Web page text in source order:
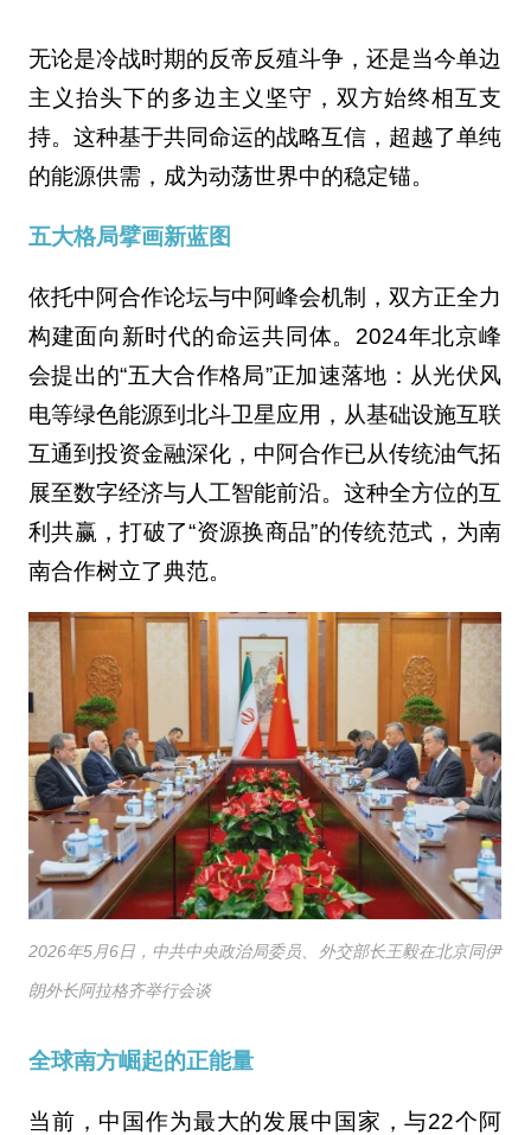
无论是冷战时期的反帝反殖斗争，还是当今单边
主义抬头下的多边主义坚守，双方始终相互支
持。这种基于共同命运的战略互信，超越了单纯
的能源供需，成为动荡世界中的稳定锚。
五大格局擘画新蓝图
依托中阿合作论坛与中阿峰会机制，双方正全力
构建面向新时代的命运共同体。2024年北京峰
会提出的“五大合作格局”正加速落地：从光伏风
电等绿色能源到北斗卫星应用，从基础设施互联
互通到投资金融深化，中阿合作已从传统油气拓
展至数字经济与人工智能前沿。这种全方位的互
利共赢，打破了“资源换商品”的传统范式，为南
南合作树立了典范。
2026年5月6日，中共中央政治局委员、外交部长王毅在北京同伊
朗外长阿拉格齐举行会谈
全球南方崛起的正能量
当前，中国作为最大的发展中国家，与22个阿